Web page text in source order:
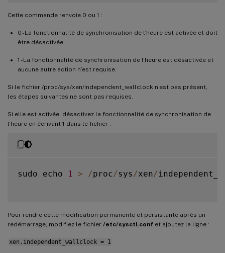
Cette commande renvoie 0 ou 1 :
0 - La fonctionnalité de synchronisation de l’heure est activée et doit
être désactivée.
1 - La fonctionnalité de synchronisation de l’heure est désactivée et
aucune autre action n’est requise.
Si le fichier /proc/sys/xen/independent_wallclock n’est pas présent,
les étapes suivantes ne sont pas requises.
Si elle est activée, désactivez la fonctionnalité de synchronisation de
l’heure en écrivant 1 dans le fichier :
sudo echo 1 > /proc/sys /xen/
Pour rendre cette modification permanente et persistante après un
redémarrage, modifiez le fichier /etc/sysctl.conf et ajoutez la ligne :
xen.independent_wallclock = 1